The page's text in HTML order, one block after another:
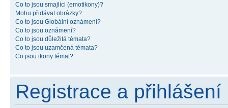
Co to jsou smajlíci (emotikony)?
Mohu přidávat obrázky?
Co to jsou Globální oznámení?
Co to jsou oznámení?
Co to jsou důležitá témata?
Co to jsou uzamčená témata?
Co jsou ikony témat?
Registrace a přihlášení